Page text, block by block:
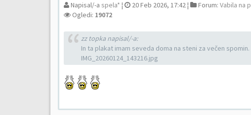
Napisal/-a spela* ¦ 20 Feb 2026, 17:42 ¦ Forum: Vabila na
Ogledi: 19072
zz topka napisal/-a:
In ta plakat imam seveda doma na steni za večen spomin.
IMG_20260124_143216.jpg